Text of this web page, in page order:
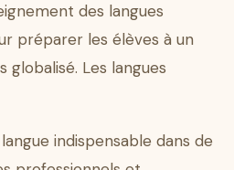
des langues
préparer les élèves à un
globalisé. Les langues
indispensable dans de